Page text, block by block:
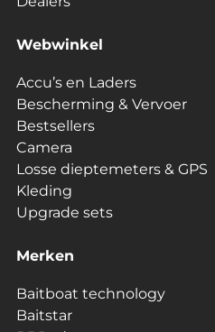
Webwinkel
Accu’s en Laders
Bescherming & Vervoer
Bestsellers
Camera
Losse dieptemeters & GPS
Kleding
Upgrade sets
Merken
Baitboat technology
Baitstar